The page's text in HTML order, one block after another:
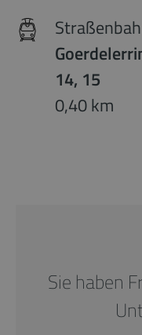
14, 15
0,40 km
Sie haben